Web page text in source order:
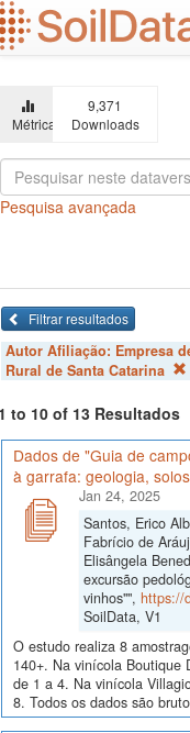
Ir
para
o
principal
Métricas
9,371
Downloads
Pesquisa avançada
Filtrar resultados
Autor Afiliação: Empresa
Rural de Santa Catarina
to 10 of 13 Resultados
Dados de "Guia de
à garrafa: geologia,
Jan 24, 2025
Santos, Erico
Fabrício de
Elisângela
excursão
vinhos"", https://
SoilData, V1
O estudo realiza 8
140+. Na vinícola Boutique
de 1 a 4. Na vinícola
8. Todos os dados são